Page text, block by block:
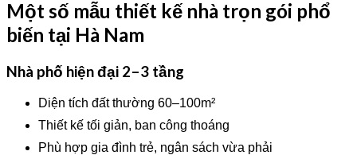
Một số mẫu thiết kế nhà trọn gói phổ
biến tại Hà Nam
Nhà phố hiện đại 2–3 tầng
Diện tích đất thường 60–100m²
Thiết kế tối giản, ban công thoáng
Phù hợp gia đình trẻ, ngân sách vừa phải